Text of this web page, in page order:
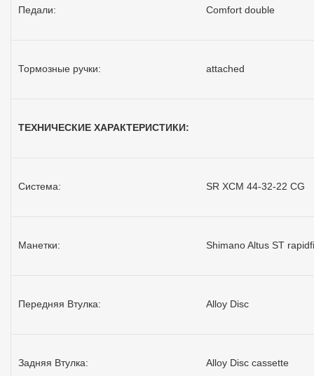
Педали: Comfort double
Тормозные ручки: attached
ТЕХНИЧЕСКИЕ ХАРАКТЕРИСТИКИ:
Система: SR XCM 44-32-22 CG
Манетки: Shimano Altus ST
Передняя Втулка: Alloy Disc
Задняя Втулка: Alloy Disc cassette